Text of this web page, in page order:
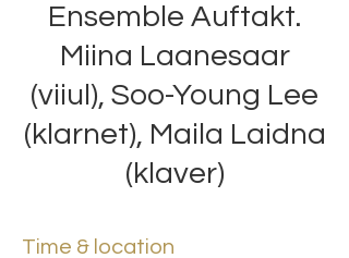
Ensemble Auftakt.
Miina Laanesaar
(viiul), Soo-Young Lee
(klarnet), Maila Laidna
(klaver)
Time & location